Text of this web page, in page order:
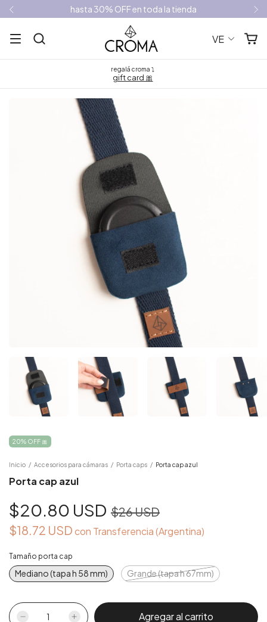
hasta 30% OFF en toda la tienda
VE
regalá croma ⤵
gift card 🎀
20% OFF 🎀
Inicio / Accesorios para cámaras / Porta caps / Porta cap azul
Porta cap azul
$20.80 USD $26 USD
$18.72 USDcon Transferencia (Argentina)
Tamaño porta cap
Mediano (tapa h 58 mm) Grande (tapa h 67mm)